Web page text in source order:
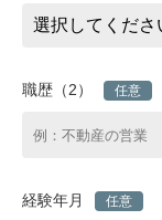
職歴（2） 任意
経験年月 任意